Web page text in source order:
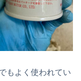
もよく使われてい